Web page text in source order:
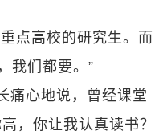
点高校的研究生。而
我们都要。”
痛心地说，曾经课堂
，你让我认真读书？